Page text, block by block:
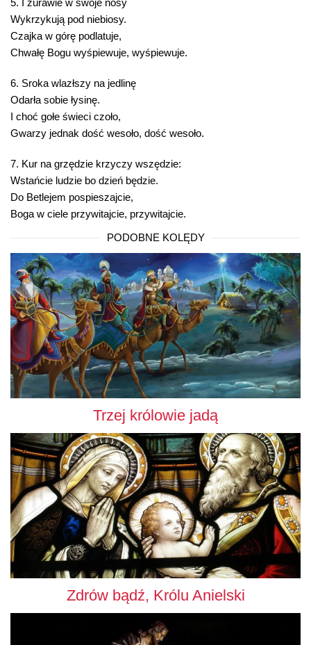
5. I żurawie w swoje nosy
Wykrzykują pod niebiosy.
Czajka w górę podlatuje,
Chwałę Bogu wyśpiewuje, wyśpiewuje.
6. Sroka wlazłszy na jedlinę
Odarła sobie łysinę.
I choć gołe świeci czoło,
Gwarzy jednak dość wesoło, dość wesoło.
7. Kur na grzędzie krzyczy wszędzie:
Wstańcie ludzie bo dzień będzie.
Do Betlejem pospieszajcie,
Boga w ciele przywitajcie, przywitajcie.
PODOBNE KOLĘDY
Trzej królowie jadą
Zdrów bądź, Królu Anielski